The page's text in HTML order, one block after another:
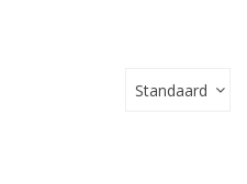
Standaard